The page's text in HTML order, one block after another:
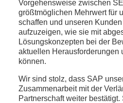
Vorgehensweise zwischen
größtmöglichen Mehrwert für
schaffen und unseren
aufzuzeigen, wie sie mit
Lösungskonzepten bei der
aktuellen Herausforderungen
können.
Wir sind stolz, dass SAP
Zusammenarbeit mit der
Partnerschaft weiter